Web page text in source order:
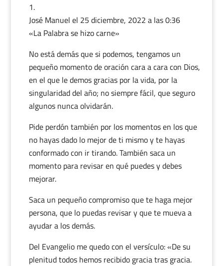
José Manuel el 25 diciembre, 2022 a las 0:36
«La Palabra se hizo carne»
No está demás que si podemos, tengamos un
pequeño momento de oración cara a cara con Dios,
en el que le demos gracias por la vida, por la
singularidad del año; no siempre fácil, que seguro
algunos nunca olvidarán.
Pide perdón también por los momentos en los que
no hayas dado lo mejor de ti mismo y te hayas
conformado con ir tirando. También saca un
momento para revisar en qué puedes y debes
mejorar.
Saca un pequeño compromiso que te haga mejor
persona, que lo puedas revisar y que te mueva a
ayudar a los demás.
Del Evangelio me quedo con el versículo: «De su
plenitud todos hemos recibido gracia tras gracia.